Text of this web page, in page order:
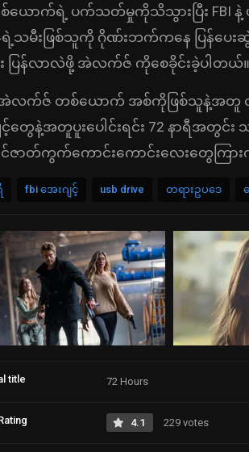
ယောက်ရဲ့ ပက်သတ်မှုကိုသိသွားပြီး
မီးဖြစ်သူကို ဂိုဏ်းဘက်က‌နေ ပြန်ပေးဆွဲပ
ပြန်လာလဲဖို့ အဲလက်ဇ် ကိုစေခိုင်းခဲ့ပါတယ်။
လက်ဇ် တစ်ယောက် အစ်ကိုဖြစ်သူနဲ့အတူ တ
င့်တွေနဲ့အတူပူးပေါင်းရင်း 72 နာရီအတွ
ာတ်ကွက်ကောင်းကောင်းလေးတွေကြား
fbi အေးဂျင့် usb drive တရားဥပဒေ
title 72 Hours
4.1 229 votes